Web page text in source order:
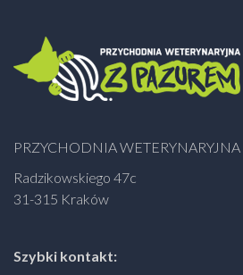
PRZYCHODNIA WETERYNARYJNA
Radzikowskiego 47c
31-315 Kraków
Szybki kontakt: